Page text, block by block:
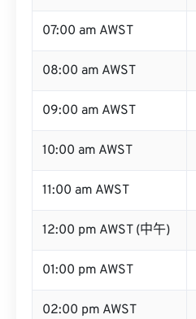
07:00 am AWST
08:00 am AWST
09:00 am AWST
10:00 am AWST
11:00 am AWST
12:00 pm AWST (中午)
01:00 pm AWST
02:00 pm AWST